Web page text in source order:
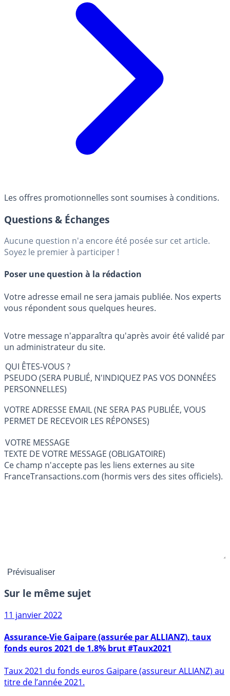
Les offres promotionnelles sont soumises à conditions.
Questions & Échanges
Aucune question n'a encore été posée sur cet article.
Soyez le premier à participer !
Poser une question à la rédaction
Votre adresse email ne sera jamais publiée. Nos experts
vous répondent sous quelques heures.
Votre message n'apparaîtra qu'après avoir été validé par
un administrateur du site.
QUI ÊTES-VOUS ?
PSEUDO (SERA PUBLIÉ, N'INDIQUEZ PAS VOS DONNÉES
PERSONNELLES)
VOTRE ADRESSE EMAIL (NE SERA PAS PUBLIÉE, VOUS
PERMET DE RECEVOIR LES RÉPONSES)
VOTRE MESSAGE
TEXTE DE VOTRE MESSAGE (OBLIGATOIRE)
Ce champ n'accepte pas les liens externes au site
FranceTransactions.com (hormis vers des sites officiels).
Sur le même sujet
11 janvier 2022
fonds euros 2021 de 1.8% brut #Taux2021